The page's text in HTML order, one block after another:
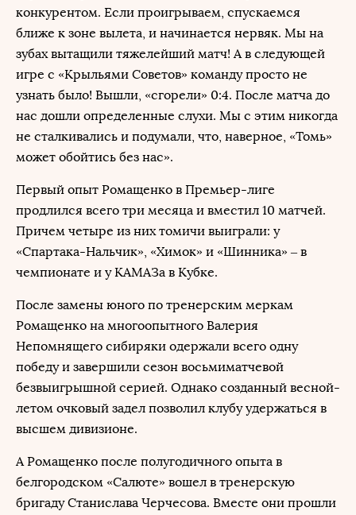
конкурентом. Если проигрываем, спускаемся
ближе к зоне вылета, и начинается нервяк. Мы на
зубах вытащили тяжелейший матч! А в следующей
игре с «Крыльями Советов» команду просто не
узнать было! Вышли, «сгорели» 0:4. После матча до
нас дошли определенные слухи. Мы с этим никогда
не сталкивались и подумали, что, наверное, «Томь»
может обойтись без нас».
Первый опыт Ромащенко в Премьер-лиге
продлился всего три месяца и вместил 10 матчей.
Причем четыре из них томичи выиграли: у
«Спартака-Нальчик», «Химок» и «Шинника» – в
чемпионате и у КАМАЗа в Кубке.
После замены юного по тренерским меркам
Ромащенко на многоопытного Валерия
Непомнящего сибиряки одержали всего одну
победу и завершили сезон восьмиматчевой
безвыигрышной серией. Однако созданный весной-
летом очковый задел позволил клубу удержаться в
высшем дивизионе.
А Ромащенко после полугодичного опыта в
белгородском «Салюте» вошел в тренерскую
бригаду Станислава Черчесова. Вместе они прошли